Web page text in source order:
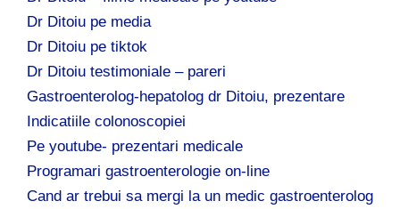
Dr Ditoiu pe media
Dr Ditoiu pe tiktok
Dr Ditoiu testimoniale – pareri
Gastroenterolog-hepatolog dr Ditoiu, prezentare
Indicatiile colonoscopiei
Pe youtube- prezentari medicale
Programari gastroenterologie on-line
Cand ar trebui sa mergi la un medic gastroenterolog